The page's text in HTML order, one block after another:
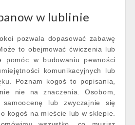
w lublinie
pozwala dopasować zabawę
to obejmować ćwiczenia lub
pomóc w budowaniu pewności
komunikacyjnych lub
Poznam kogoś to popisania,
nie na znaczenia. Osobom,
lub zwyczajnie się
kogoś na mieście lub w sklepie.